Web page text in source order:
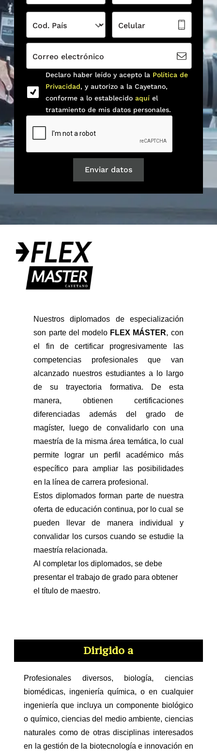
Cod. País Celular
Correo electrónico
Declaro haber leído y acepto la Política de
Privacidad, y autorizo a la Cayetano,
conforme a lo establecido aquí el
tratamiento de mis datos personales.
Enviar datos
Nuestros diplomados de especialización
son parte del modelo FLEX MÁSTER, con
el fin de certificar progresivamente las
competencias profesionales que van
alcanzado nuestros estudiantes a lo largo
de su trayectoria formativa. De esta
manera, obtienen certificaciones
diferenciadas además del grado de
magíster, luego de convalidarlo con una
maestría de la misma área temática, lo cual
permite lograr un perfil académico más
específico para ampliar las posibilidades
en la línea de carrera profesional.
Estos diplomados forman parte de nuestra
oferta de educación continua, por lo cual se
pueden llevar de manera individual y
convalidar los cursos cuando se estudie la
maestría relacionada.
Al completar los diplomados, se debe
presentar el trabajo de grado para obtener
el título de maestro.
Dirigido a
Profesionales diversos, biología, ciencias
biomédicas, ingeniería química, o en cualquier
ingeniería que incluya un componente biológico
o químico, ciencias del medio ambiente, ciencias
naturales como de otras disciplinas interesados
en la gestión de la biotecnología e innovación en